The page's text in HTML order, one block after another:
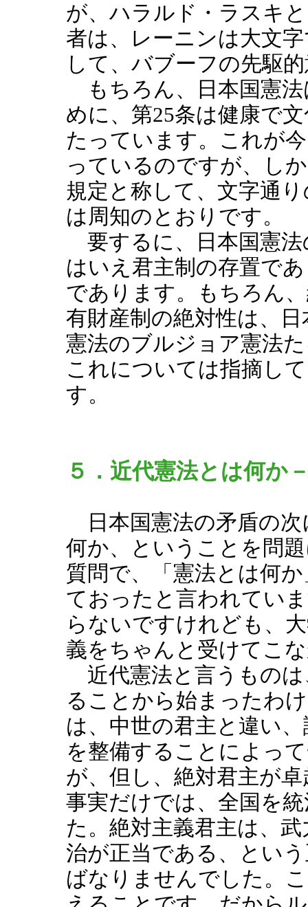
が、ハラルド・ラスキ
者は、レーニンは大文
して、バブーフの先駆
もちろん、日本国憲法
めに、第25条は健康で
たっています。これが
っているのですが、し
規定と称して、文字通
は周知のとおりです。
要するに、日本国憲法
はいえ君主制の存置で
であります。もちろん
有財産制の絶対性は、
憲法のブルジョア憲法
これについては指摘し
す。
５．近代憲法とは何か
日本国憲法の矛盾の次
何か、ということを問
質問で、「憲法とは何
ておったと言われてい
らないですけれども、
義をちゃんと受けてこ
近代憲法と言うものは
ることから始まったわ
は、中世の君主と違い
を整備することによっ
が、但し、絶対君主が
事実だけでは、全国を
た。絶対主義君主は、
治が正当である、とい
ばなりませんでした。